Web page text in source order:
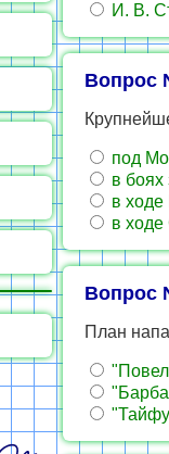
И. В.
Вопрос
под
в боях
в ходе
в ходе
Вопрос
План